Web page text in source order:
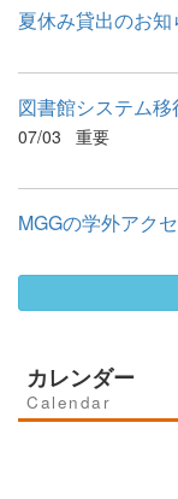
夏休み貸出のお知
図書館システム
07/03 重要
MGGの学外アク
カレンダー
Calendar